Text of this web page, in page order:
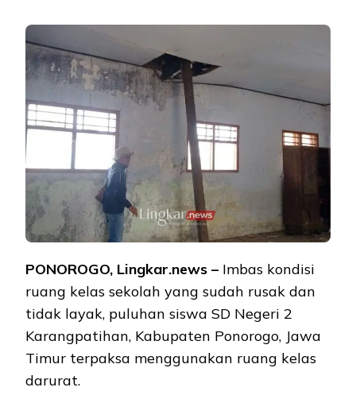
PONOROGO, Lingkar.news – Imbas kondisi
ruang kelas sekolah yang sudah rusak dan
tidak layak, puluhan siswa SD Negeri 2
Karangpatihan, Kabupaten Ponorogo, Jawa
Timur terpaksa menggunakan ruang kelas
darurat.